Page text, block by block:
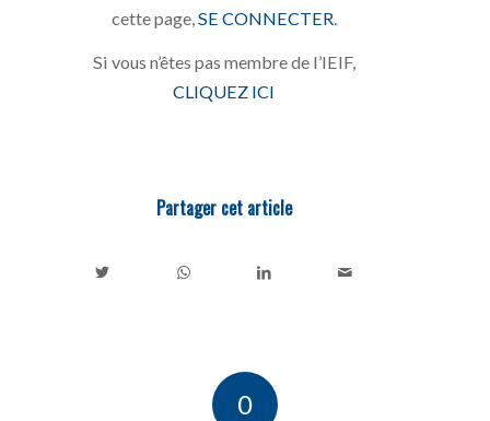
cette page, SE CONNECTER
Si vous n’êtes pas membre de l’IEIF,
CLIQUEZ ICI
Partager cet article
0